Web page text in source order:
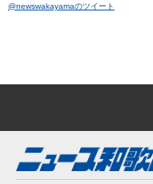
@newswakayamaのツイート